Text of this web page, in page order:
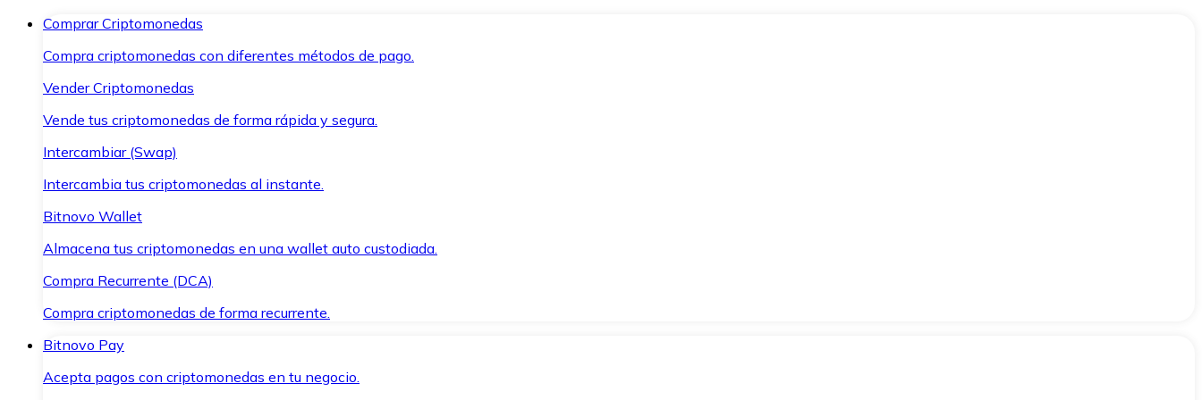
Comprar Criptomonedas
Compra criptomonedas con diferentes métodos de pago.
Vender Criptomonedas
Vende tus criptomonedas de forma rápida y segura.
Intercambiar (Swap)
Intercambia tus criptomonedas al instante.
Bitnovo Wallet
Almacena tus criptomonedas en una wallet auto custodiada.
Compra Recurrente (DCA)
Compra criptomonedas de forma recurrente.
Bitnovo Pay
Acepta pagos con criptomonedas en tu negocio.